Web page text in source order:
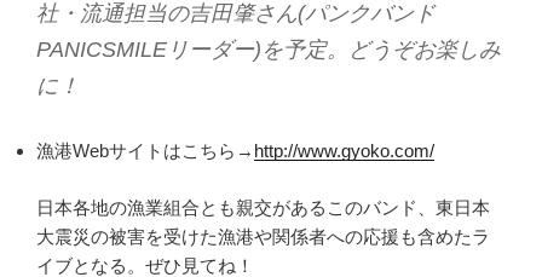
社・流通担当の吉田肇さん(パンクバンド
PANICSMILEリーダー)を予定。どうぞお楽しみ
に！
漁港Webサイトはこちら→ http://www.gyoko.com/
日本各地の漁業組合とも親交があるこのバンド、東日本
大震災の被害を受けた漁港や関係者への応援も含めたラ
イブとなる。ぜひ見てね！